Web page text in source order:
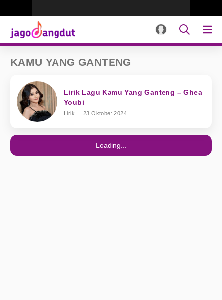
KAMU YANG GANTENG
Lirik Lagu Kamu Yang Ganteng – Ghea
Youbi
Lirik 23 Oktober 2024
Loading...